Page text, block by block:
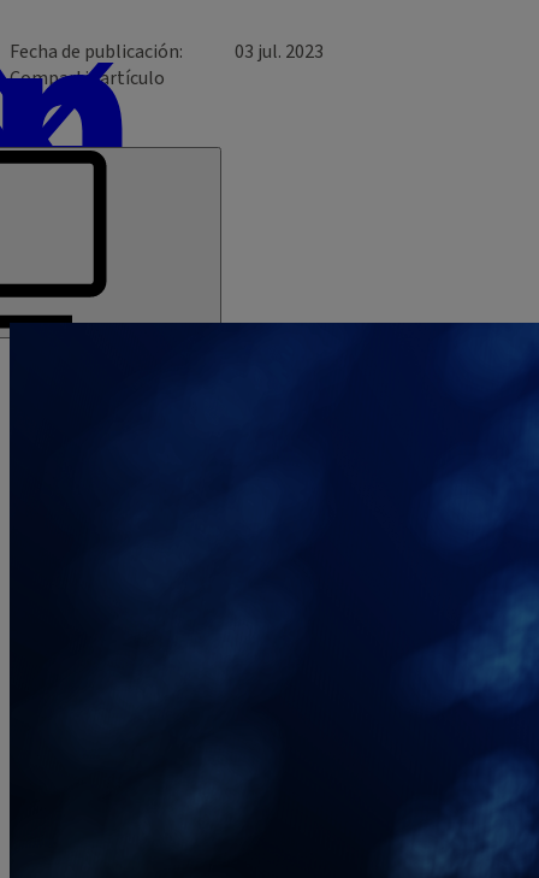
Fecha de publicación
03 jul. 2023
Compartir artículo